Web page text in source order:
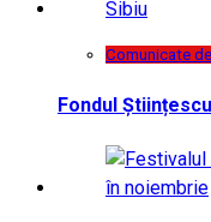
Comunicate
Fondul